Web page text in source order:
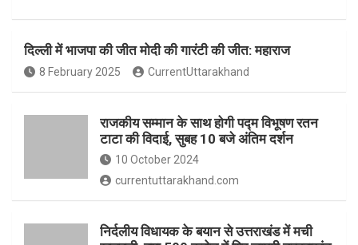
ce
b
o
o
at
s
A
p
p
e
दिल्ली में भाजपा की जीत मोदी की गारंटी की जीत: महाराज
8 February 2025 CurrentUttarakhand
राजकीय सम्मान के साथ होगी पद्म विभूषण रतन
टाटा की विदाई, सुबह 10 बजे अंतिम दर्शन
10 October 2024
currentuttarakhand.com
निर्दलीय विधायक के बयान से उत्तराखंड में मची